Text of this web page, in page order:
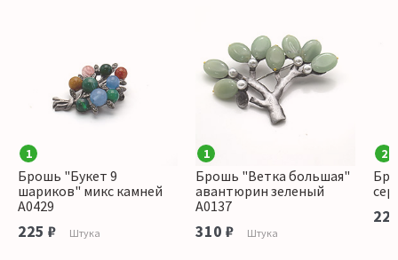
1
Брошь "Букет 9
шариков" микс камней
А0429
225 ₽ Штука
1
Брошь "Ветка большая"
авантюрин зеленый
А0137
310 ₽ Штука
2